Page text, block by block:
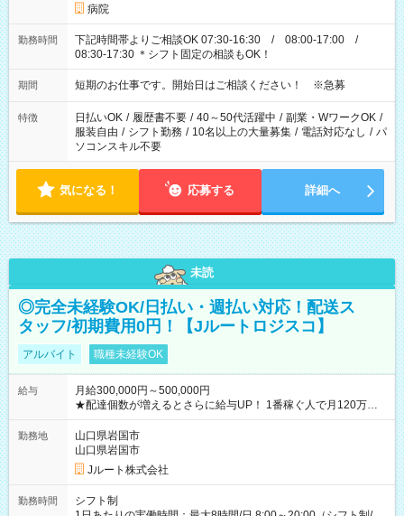
病院
勤務時間
下記時間帯よりご相談OK 07:30-16:30 / 08:00-17:00 /
08:30-17:30 ＊シフト固定の相談もOK！
期間 短期のお仕事です。開始日はご相談ください！ ※急募
特徴 日払いOK / 履歴書不要 / 40～50代活躍中 / 副業・WワークOK /
服装自由 / シフト勤務 / 10名以上の大量募集 / 電話対応なし / パ
ソコンスキル不要
気になる！ 応募する 詳細へ
未読
◎完全未経験OK/日払い・週払い対応！配送ス
タッフ/初期費用0円！【Jルートロジスコ】
アルバイト 職種未経験OK
給与
月給300,000円～500,000円
★配達個数が増えるとさらに給与UP！ 1番稼ぐ人で月120万ほ
ど！ ・主要都市エリア 月収55万円／週5日稼働 月収65万~112
万円／週6日稼働 ・地方郊外エリア 月収40万円／週5日稼働 月
収40万円~50万円／週6日稼働 ＜モデルイメージ＞ ■月収50万
円 (27歳男性/江東区在住)※元建築関係 1日150個配達×25日勤務
(日休み) ■月収80万円(43歳男性/墨田区在住)※元営業 1日200個
勤務地
山口県岩国市
山口県岩国市
Jルート株式会社
勤務時間
シフト制